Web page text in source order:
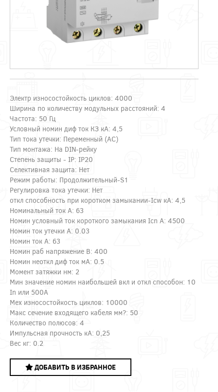
Электр износостойкость циклов: 4000
Ширина по количеству модульных расстояний: 4
Частота: 50 Гц
Условный номин диф ток КЗ кА: 4,5
Тип тока утечки: Переменный (AC)
Тип монтажа: На DIN-рейку
Степень защиты - IP: IP20
Селективная защита: Нет
Режим работы: Продолжительный-S1
Регулировка тока утечки: Нет
откл способность при коротком замыкании-Icw кА: 4,5
Номинальный ток А: 63
Номин условный ток короткого замыкания Icn А: 4500
Номин ток утечки А: 0.03
Номин ток А: 63
Номин раб напряжение В: 400
Номин неоткл диф ток мА: 0.5
Момент затяжки нм: 2
Мин значение номин наибольшей вкл и откл способон: 10
In или 500А
Мех износостойкость циклов: 10000
Макс сечение входящего кабеля мм?: 50
Количество полюсов: 4
Импульсная прочность кА: 0,25
Вес кг: 0.2
ДОБАВИТЬ В ИЗБРАННОЕ